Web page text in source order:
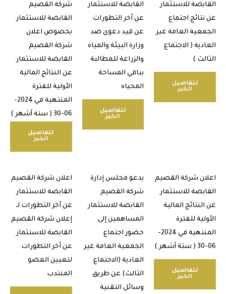
للاستثمار
اجتماع
العامة غير
( الاجتماع
)
لتفاصيل
القابضة للاستثمار
عن آخر التطورات
عن قيد دعوى ضد
وزارة البيئة والمياه
والزراعة للمطالبة
بباقي المساحة
لتفاصيل
شركة القصيم
القابضة للاستثمار
بخصوص اعلان
شركة القصيم
القابضة للاستثمار
عن النتائج المالية
الأولية للفترة
المنتهية في 2024-
لتفاصيل
شركة القصيم
للاستثمار
المالية
للفترة
المنتهية في 2024-
لتفاصيل
يدعو مجلس إدارة
شركة القصيم
القابضة للاستثمار
المساهمين إلى
حضور اجتماع
الجمعية العامة غير
العادية (الاجتماع
الثالث) عن طريق
وسائل التقنية
اعلان شركة القصيم
القابضة للاستثمار
عن آخر التطورات لـ
إعلان شركة القصيم
القابضة للاستثمار
عن آخر التطورات
لتعيين العضو
المنتدب